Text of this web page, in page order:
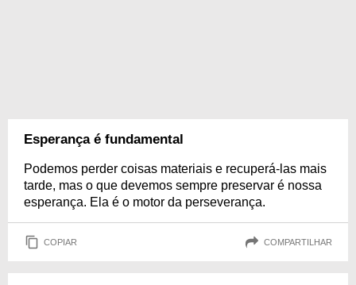
Esperança é fundamental
Podemos perder coisas materiais e recuperá-las mais
tarde, mas o que devemos sempre preservar é nossa
esperança. Ela é o motor da perseverança.
COPIAR COMPARTILHAR